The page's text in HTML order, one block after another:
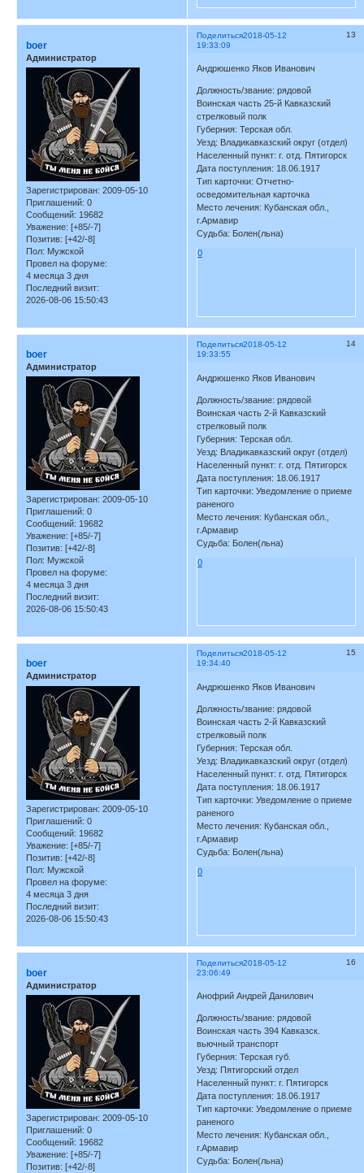
Поделиться 13
2018-05-12
19:33:09
boer
Администратор
Зарегистрирован: 2009-05-10
Приглашений: 0
Сообщений: 19682
Уважение: [+85/-7]
Позитив: [+42/-8]
Пол: Мужской
Провел на форуме:
4 месяца 3 дня
Последний визит:
2026-08-06 15:50:43
Андрюшенко Яков Иванович
Должность/звание: рядовой
Воинская часть 25-й Кавказский
стрелковый полк
Губерния: Терская обл.
Уезд: Владикавказский округ (отдел)
Населенный пункт: г. отд. Пятигорск
Дата поступления: 18.06.1917
Тип карточки: Отчетно-
осведомительная карточка
Место лечения: Кубанская обл.,
г.Армавир
Судьба: Болен(льна)
0
Поделиться 14
2018-05-12
19:33:55
boer
Администратор
Зарегистрирован: 2009-05-10
Приглашений: 0
Сообщений: 19682
Уважение: [+85/-7]
Позитив: [+42/-8]
Пол: Мужской
Провел на форуме:
4 месяца 3 дня
Последний визит:
2026-08-06 15:50:43
Андрюшенко Яков Иванович
Должность/звание: рядовой
Воинская часть 2-й Кавказский
стрелковый полк
Губерния: Терская обл.
Уезд: Владикавказский округ (отдел)
Населенный пункт: г. отд. Пятигорск
Дата поступления: 18.06.1917
Тип карточки: Уведомление о приеме
раненого
Место лечения: Кубанская обл.,
г.Армавир
Судьба: Болен(льна)
0
Поделиться 15
2018-05-12
19:34:40
boer
Администратор
Зарегистрирован: 2009-05-10
Приглашений: 0
Сообщений: 19682
Уважение: [+85/-7]
Позитив: [+42/-8]
Пол: Мужской
Провел на форуме:
4 месяца 3 дня
Последний визит:
2026-08-06 15:50:43
Андрюшенко Яков Иванович
Должность/звание: рядовой
Воинская часть 2-й Кавказский
стрелковый полк
Губерния: Терская обл.
Уезд: Владикавказский округ (отдел)
Населенный пункт: г. отд. Пятигорск
Дата поступления: 18.06.1917
Тип карточки: Уведомление о приеме
раненого
Место лечения: Кубанская обл.,
г.Армавир
Судьба: Болен(льна)
0
Поделиться 16
2018-05-12
23:06:49
boer
Администратор
Зарегистрирован: 2009-05-10
Приглашений: 0
Сообщений: 19682
Уважение: [+85/-7]
Позитив: [+42/-8]
Анофрий Андрей Данилович
Должность/звание: рядовой
Воинская часть 394 Кавказск.
вьючный транспорт
Губерния: Терская губ.
Уезд: Пятигорский отдел
Населенный пункт: г. Пятигорск
Дата поступления: 18.06.1917
Тип карточки: Уведомление о приеме
раненого
Место лечения: Кубанская обл.,
г.Армавир
Судьба: Болен(льна)